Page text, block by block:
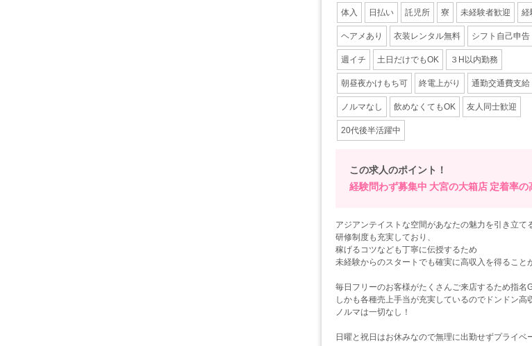
体入 日払い 託児所 寮 未経験者歓迎 経
ヘアメあり 衣装レンタル無料 シフト自己申告
週イチ 土日だけでもOK ３H以内勤務
朝昼夜かけもち可 終電上がり 通勤交通費支給
ノルマなし 飲めなくてもOK 友人同士歓迎
20代後半活躍中
この求人のポイント！
経験問わず募集中 大宮の大箱店 定着率の
アジアンテイストな空間があなたの魅力を引き立て
研修制度も充実しており、
稼げるコツなども丁寧に伝授するため
未経験からのスタートでも確実に高収入を得るこ
毎日フリーのお客様がたくさんご来店するため指名
しかも各種売上手当が充実しているのでドンドン高
ノルマは一切なし！
日曜と祝日はお休みなので無理に出勤せずプライベ